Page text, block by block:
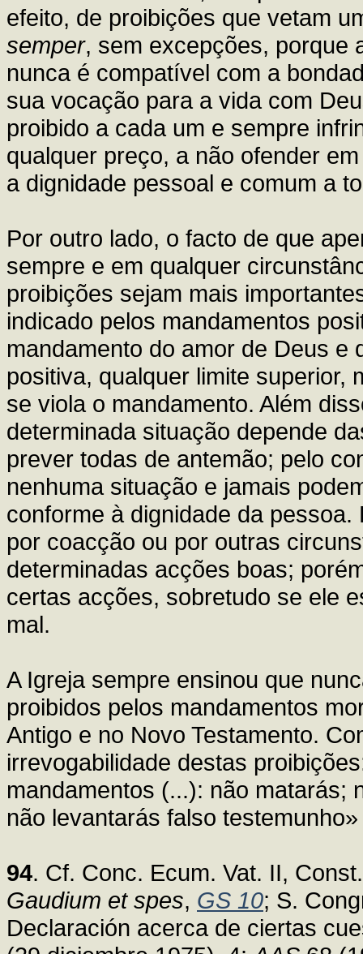
efeito, de proibições que vetam
semper, sem excepções, porque
nunca é compatível com a
sua vocação para a vida com
proibido a cada um e sempre
qualquer preço, a não ofender
a dignidade pessoal e comum a
Por outro lado, o facto de que
sempre e em qualquer
proibições sejam mais
indicado pelos mandamentos
mandamento do amor de Deus e
positiva, qualquer limite superior,
se viola o mandamento. Além
determinada situação depende
prever todas de antemão; pelo
nenhuma situação e jamais
conforme à dignidade da
por coacção ou por outras
determinadas acções boas;
certas acções, sobretudo se ele
mal.
A Igreja sempre ensinou que
proibidos pelos mandamentos
Antigo e no Novo Testamento.
irrevogabilidade destas
mandamentos (...): não matarás;
não levantarás falso
94. Cf. Conc. Ecum. Vat. II,
Gaudium et spes, GS 10; S.
Declaración acerca de ciertas